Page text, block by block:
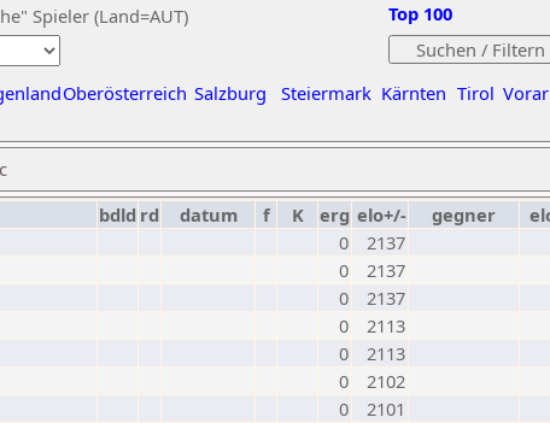
Spieler (Land=AUT)
Oberösterreich Salzburg Steiermark Kärnten Tirol
Top 100
bdld rd datum f K erg elo+/- gegner
0
2137
0
2137
0
2137
0
2113
0
2113
0
2102
0
2101